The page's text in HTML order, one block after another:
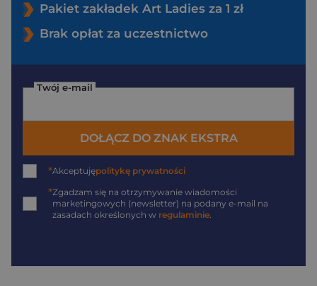
Pakiet zakładek Art Ladies za 1 zł
Brak opłat za uczestnictwo
Twój e-mail
DOŁĄCZ DO ZNAK EKSTRA
*Akceptujępolitykę prywatności
*Zgadzam się na otrzymywanie wiadomości
marketingowych (newsletter) na podany e-mail na
zasadach określonych w regulaminie